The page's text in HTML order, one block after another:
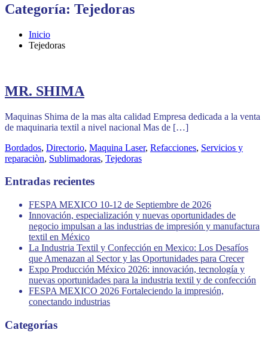
Categoría: Tejedoras
Inicio
Tejedoras
MR. SHIMA
Maquinas Shima de la mas alta calidad Empresa dedicada a la venta
de maquinaria textil a nivel nacional Mas de […]
Bordados, Directorio, Maquina Laser, Refacciones, Servicios y
reparaciòn, Sublimadoras, Tejedoras
Entradas recientes
FESPA MEXICO 10-12 de Septiembre de 2026
Innovación, especialización y nuevas oportunidades de
negocio impulsan a las industrias de impresión y manufactura
textil en México
La Industria Textil y Confección en Mexico: Los Desafíos
que Amenazan al Sector y las Oportunidades para Crecer
Expo Producción México 2026: innovación, tecnología y
nuevas oportunidades para la industria textil y de confección
FESPA MEXICO 2026 Fortaleciendo la impresión,
conectando industrias
Categorías